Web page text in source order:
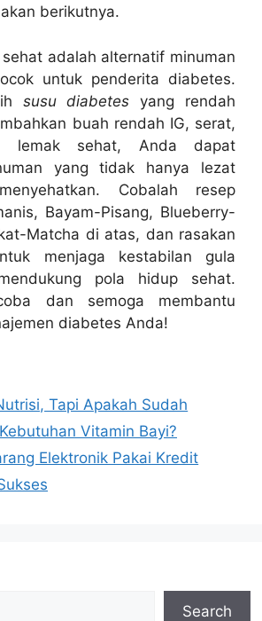
berikutnya.
adalah alternatif minuman
untuk penderita diabetes.
susu diabetes yang rendah
buah rendah IG, serat,
lemak sehat, Anda dapat
yang tidak hanya lezat
Cobalah resep
Bayam-Pisang, Blueberry-
Matcha di atas, dan rasakan
menjaga kestabilan gula
pola hidup sehat.
dan semoga membantu
diabetes Anda!
Tapi Apakah Sudah
Vitamin Bayi?
Elektronik Pakai Kredit
Search